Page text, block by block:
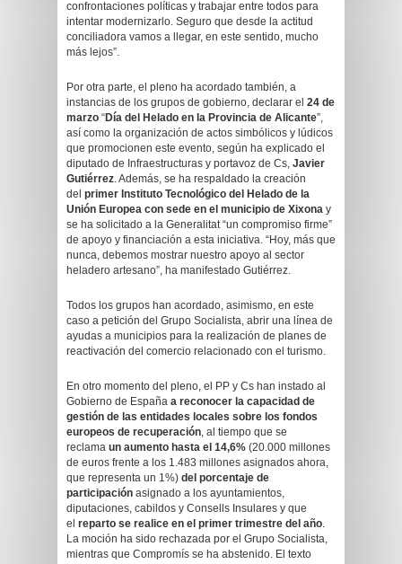
confrontaciones políticas y trabajar entre todos para
intentar modernizarlo. Seguro que desde la actitud
conciliadora vamos a llegar, en este sentido, mucho
más lejos”.
Por otra parte, el pleno ha acordado también, a
instancias de los grupos de gobierno, declarar el 24 de
marzo “Día del Helado en la Provincia de Alicante”,
así como la organización de actos simbólicos y lúdicos
que promocionen este evento, según ha explicado el
diputado de Infraestructuras y portavoz de Cs, Javier
Gutiérrez. Además, se ha respaldado la creación
del primer Instituto Tecnológico del Helado de la
Unión Europea con sede en el municipio de Xixona y
se ha solicitado a la Generalitat “un compromiso firme”
de apoyo y financiación a esta iniciativa. “Hoy, más que
nunca, debemos mostrar nuestro apoyo al sector
heladero artesano”, ha manifestado Gutiérrez.
Todos los grupos han acordado, asimismo, en este
caso a petición del Grupo Socialista, abrir una línea de
ayudas a municipios para la realización de planes de
reactivación del comercio relacionado con el turismo.
En otro momento del pleno, el PP y Cs han instado al
Gobierno de España a reconocer la capacidad de
gestión de las entidades locales sobre los fondos
europeos de recuperación, al tiempo que se
reclama un aumento hasta el 14,6% (20.000 millones
de euros frente a los 1.483 millones asignados ahora,
que representa un 1%) del porcentaje de
participación asignado a los ayuntamientos,
diputaciones, cabildos y Consells Insulares y que
el reparto se realice en el primer trimestre del año.
La moción ha sido rechazada por el Grupo Socialista,
mientras que Compromís se ha abstenido. El texto